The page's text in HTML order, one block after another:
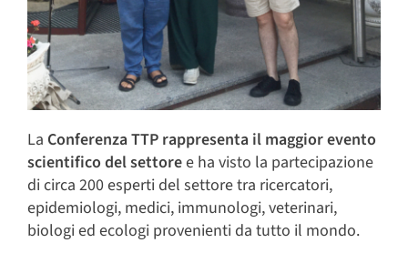
La Conferenza TTP rappresenta il maggior evento
scientifico del settoree ha visto la partecipazione
di circa 200 esperti del settore tra ricercatori,
epidemiologi, medici, immunologi, veterinari,
biologi ed ecologi provenienti da tutto il mondo.